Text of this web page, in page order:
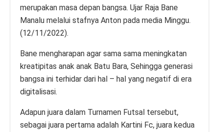
merupakan masa depan bangsa. Ujar Raja Bane
Manalu melalui stafnya Anton pada media Minggu.
(12/11/2022).
Bane mengharapan agar sama sama meningkatan
kreatipitas anak anak Batu Bara, Sehingga generasi
bangsa ini terhidar dari hal – hal yang negatif di era
digitalisasi.
Adapun juara dalam Turnamen Futsal tersebut,
sebagai juara pertama adalah Kartini Fc, juara kedua